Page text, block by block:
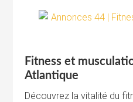
Fitness et
Atlantique
Découvrez la vitalité du